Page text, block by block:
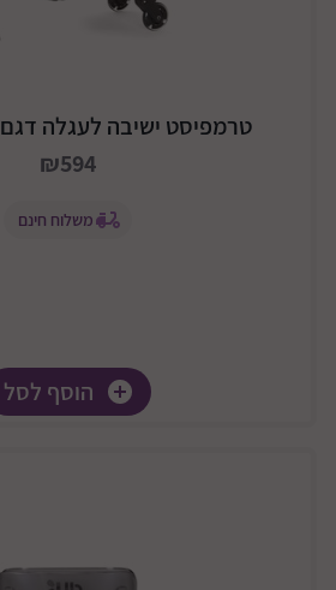
טרמפיסט ישיבה לעגלה דגם Click & Roll
₪594
משלוח חינם
הוסף לסל